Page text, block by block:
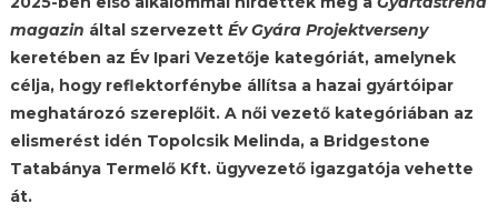
magazin által szervezettÉv Gyára Projektverseny
keretében az Év Ipari Vezetője kategóriát, amelynek
célja, hogy reflektorfénybe állítsa a hazai gyártóipar
meghatározó szereplőit. A női vezető kategóriában az
elismerést idén Topolcsik Melinda, a Bridgestone
Tatabánya Termelő Kft. ügyvezető igazgatója vehette
át.